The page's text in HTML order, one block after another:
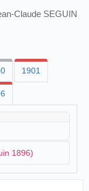
Claude SEGUIN
1901
1896)